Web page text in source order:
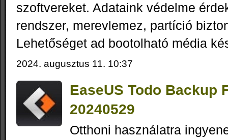
szoftvereket. Adataink védelme
rendszer, merevlemez, partíció
Lehetőséget ad bootolható média
2024. augusztus 11. 10:37
EaseUS Todo Backup
20240529
Otthoni használatra